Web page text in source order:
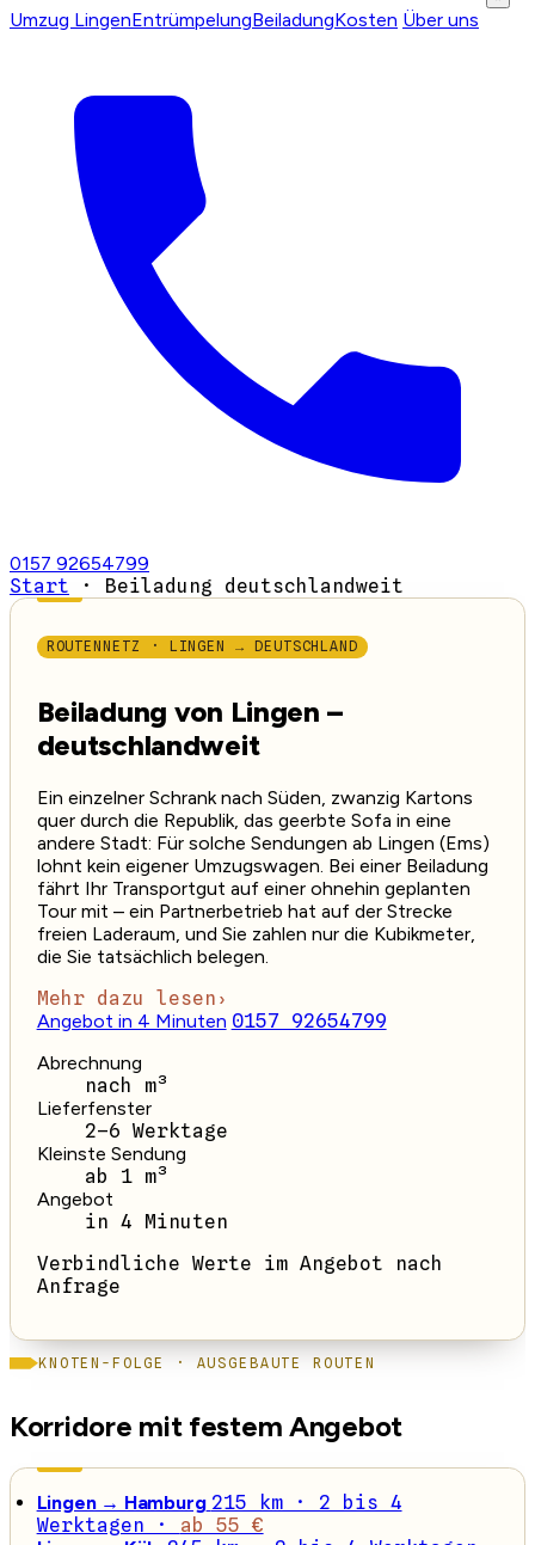
Umzug LingenEntrümpelungBeiladungKosten Über uns
0157 92654799
Start · Beiladung deutschlandweit
ROUTENNETZ · LINGEN → DEUTSCHLAND
Beiladung von Lingen –
deutschlandweit
Ein einzelner Schrank nach Süden, zwanzig Kartons
quer durch die Republik, das geerbte Sofa in eine
andere Stadt: Für solche Sendungen ab Lingen (Ems)
lohnt kein eigener Umzugswagen. Bei einer Beiladung
fährt Ihr Transportgut auf einer ohnehin geplanten
Tour mit – ein Partnerbetrieb hat auf der Strecke
freien Laderaum, und Sie zahlen nur die Kubikmeter,
die Sie tatsächlich belegen.
Mehr dazu lesen ›
Angebot in 4 Minuten 0157 92654799
Abrechnung
nach m³
Lieferfenster
2–6 Werktage
Kleinste Sendung
ab 1 m³
Angebot
in 4 Minuten
Verbindliche Werte im Angebot nach
Anfrage
KNOTEN-FOLGE · AUSGEBAUTE ROUTEN
Korridore mit festem Angebot
Lingen → Hamburg 215 km · 2 bis 4
Werktagen · ab 55 €